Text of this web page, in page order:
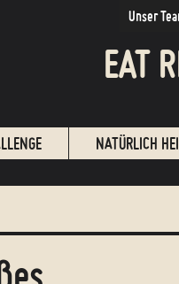
EAT
Unser
NATÜRLICH